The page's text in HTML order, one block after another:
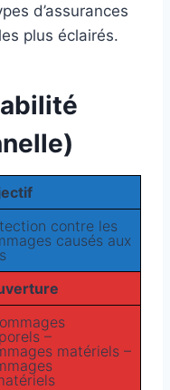
d’assurances
plus éclairés.
contre les
causés aux
–
matériels –